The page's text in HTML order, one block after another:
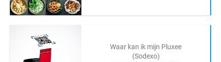
Waar kan ik mijn Pluxee
(Sodexo)